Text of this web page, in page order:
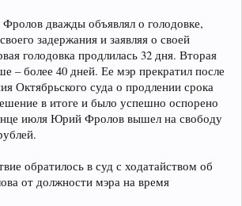
дважды объявлял о голодовке,
задержания и заявляя о своей
голодовка продлилась 32 дня. Вторая
– более 40 дней. Ее мэр прекратил после
Октябрьского суда о продлении срока
в итоге и было успешно оспорено
июля Юрий Фролов вышел на свободу
обратилось в суд с ходатайством об
от должности мэра на время